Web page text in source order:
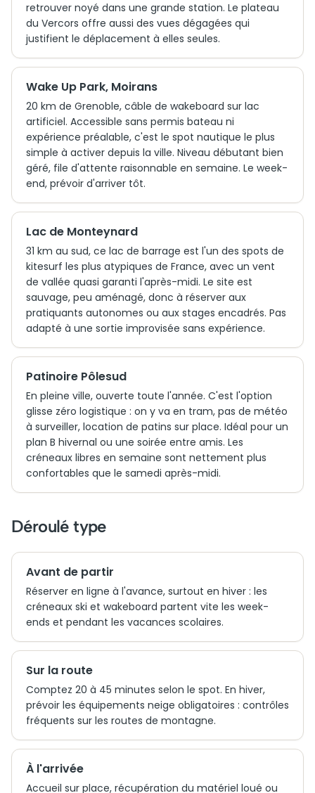
retrouver noyé dans une grande station. Le plateau
du Vercors offre aussi des vues dégagées qui
justifient le déplacement à elles seules.
Wake Up Park, Moirans
20 km de Grenoble, câble de wakeboard sur lac
artificiel. Accessible sans permis bateau ni
expérience préalable, c'est le spot nautique le plus
simple à activer depuis la ville. Niveau débutant bien
géré, file d'attente raisonnable en semaine. Le week-
end, prévoir d'arriver tôt.
Lac de Monteynard
31 km au sud, ce lac de barrage est l'un des spots de
kitesurf les plus atypiques de France, avec un vent
de vallée quasi garanti l'après-midi. Le site est
sauvage, peu aménagé, donc à réserver aux
pratiquants autonomes ou aux stages encadrés. Pas
adapté à une sortie improvisée sans expérience.
Patinoire Pôlesud
En pleine ville, ouverte toute l'année. C'est l'option
glisse zéro logistique : on y va en tram, pas de météo
à surveiller, location de patins sur place. Idéal pour un
plan B hivernal ou une soirée entre amis. Les
créneaux libres en semaine sont nettement plus
confortables que le samedi après-midi.
Déroulé type
Avant de partir
Réserver en ligne à l'avance, surtout en hiver : les
créneaux ski et wakeboard partent vite les week-
ends et pendant les vacances scolaires.
Sur la route
Comptez 20 à 45 minutes selon le spot. En hiver,
prévoir les équipements neige obligatoires : contrôles
fréquents sur les routes de montagne.
À l'arrivée
Accueil sur place, récupération du matériel loué ou